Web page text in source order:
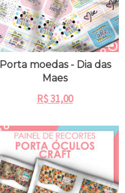
Porta moedas - Dia das
Maes
R$31,00